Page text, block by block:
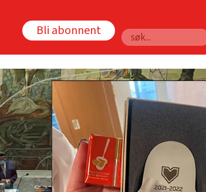
Bli abonnent
Søk